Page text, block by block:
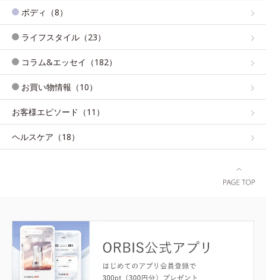
ボディ（8）
ライフスタイル（23）
コラム&エッセイ（182）
お買い物情報（10）
お客様エピソード（11）
ヘルスケア（18）